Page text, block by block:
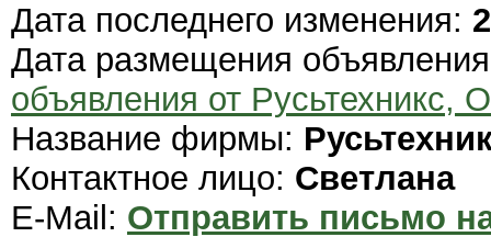
Дата последнего изменения:
Дата размещения
объявления от Русьтехникс,
Название фирмы:
Контактное лицо: Светлана
E-Mail: Отправить письмо